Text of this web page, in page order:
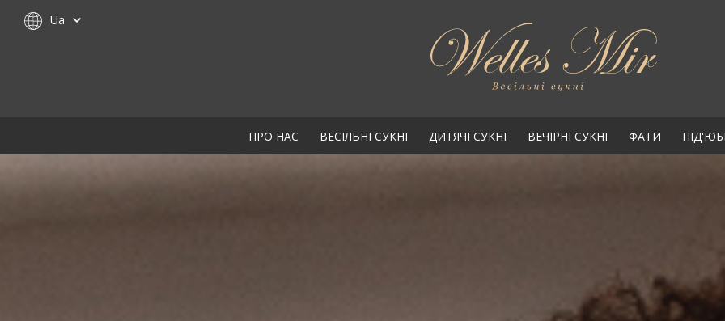
Ua
ПРО НАС ВЕСІЛЬНІ СУКНІ ДИТЯЧІ СУКНІ ВЕЧІРНІ СУКНІ ФАТИ